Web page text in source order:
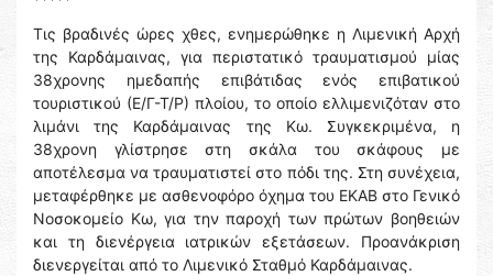
Τις βραδινές ώρες χθες, ενημερώθηκε η Λιμενική Αρχή
της Καρδάμαινας, για περιστατικό τραυματισμού μίας
38χρονης ημεδαπής επιβάτιδας ενός επιβατικού
τουριστικού (Ε/Γ-Τ/Ρ) πλοίου, το οποίο ελλιμενιζόταν στο
λιμάνι της Καρδάμαινας της Κω. Συγκεκριμένα, η
38χρονη γλίστρησε στη σκάλα του σκάφους με
αποτέλεσμα να τραυματιστεί στο πόδι της. Στη συνέχεια,
μεταφέρθηκε με ασθενοφόρο όχημα του ΕΚΑΒ στο Γενικό
Νοσοκομείο Κω, για την παροχή των πρώτων βοηθειών
και τη διενέργεια ιατρικών εξετάσεων. Προανάκριση
διενεργείται από το Λιμενικό Σταθμό Καρδάμαινας.